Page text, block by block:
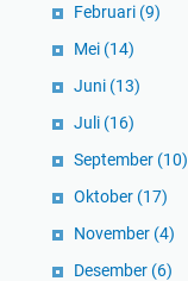
Februari (9)
Mei (14)
Juni (13)
Juli (16)
September (10)
Oktober (17)
November (4)
Desember (6)